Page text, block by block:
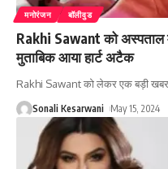
मनोरंजन बॉलीवुड
Rakhi Sawant को अस्पताल में
मुताबिक आया हार्ट अटैक
Rakhi Sawant को लेकर एक बड़ी खबर
Sonali Kesarwani May 15, 2024